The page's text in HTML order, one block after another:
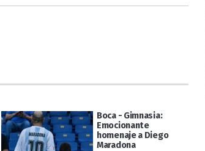
Boca - Gimnasia:
Emocionante
homenaje a Diego
Maradona